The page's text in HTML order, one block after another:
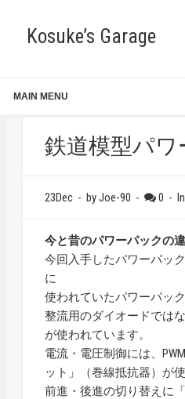
Kosuke’s Garage
MAIN MENU
鉄道模型パワ
23Dec - by Joe-90 - 0 -
今と昔のパワーパックの
今回入手したパワーパッ
に
使われていたパワーパッ
整流用のダイオードでは
が使われています。
電流・電圧制御には、
ット」（巻線抵抗器）が
前進・後進の切り替えに